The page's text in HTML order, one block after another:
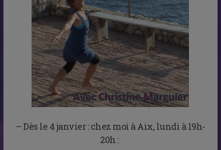
– Dès le 4 janvier : chez moi à Aix, lundi à 19h-
20h :